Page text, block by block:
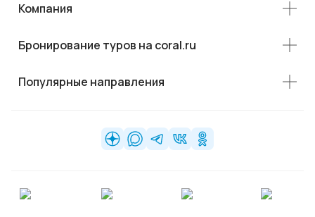
Компания
Бронирование туров на coral.ru
Популярные направления